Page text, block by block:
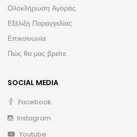
Ολοκλήρωση Αγοράς
Εξέλιξη Παραγγελίας
Επικοινωνία
Πώς θα μας βρείτε
SOCIAL MEDIA
Facebook
Instagram
Youtube